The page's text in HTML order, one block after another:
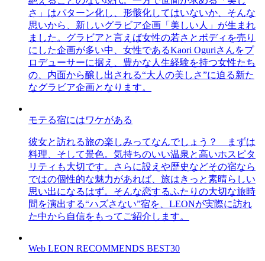
さ」はパターン化し、形骸化してはいないか、そんな
思いから、新しいグラビア企画「美しい人」が生まれ
ました。グラビアと言えば女性の若さとボディを売り
にした企画が多い中、女性であるKaori Oguriさんをプ
ロデューサーに据え、豊かな人生経験を持つ女性たち
の、内面から醸し出される“大人の美しさ”に迫る新た
なグラビア企画となります。
モテる宿にはワケがある
彼女と訪れる旅の楽しみってなんでしょう？ まずは
料理、そして景色。気持ちのいい温泉と高いホスピタ
リティも大切です。さらに設えや歴史などその宿なら
ではの個性的な魅力があれば、旅はきっと素晴らしい
思い出になるはず。そんな恋するふたりの大切な旅時
間を演出する“ハズさない”宿を、LEONが実際に訪れ
た中から自信をもってご紹介します。
Web LEON RECOMMENDS BEST30